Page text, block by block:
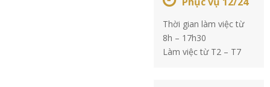
Thời gian làm việc từ
8h – 17h30
Làm việc từ T2 – T7